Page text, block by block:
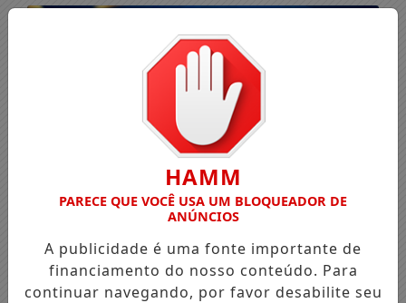
HAMM
PARECE QUE VOCÊ USA UM BLOQUEADOR DE
ANÚNCIOS
A publicidade é uma fonte importante de
financiamento do nosso conteúdo. Para
continuar navegando, por favor desabilite seu